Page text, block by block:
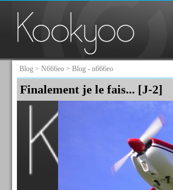
Blog> N666eo> Blog - n666eo
Finalement je le fais... [J-2]